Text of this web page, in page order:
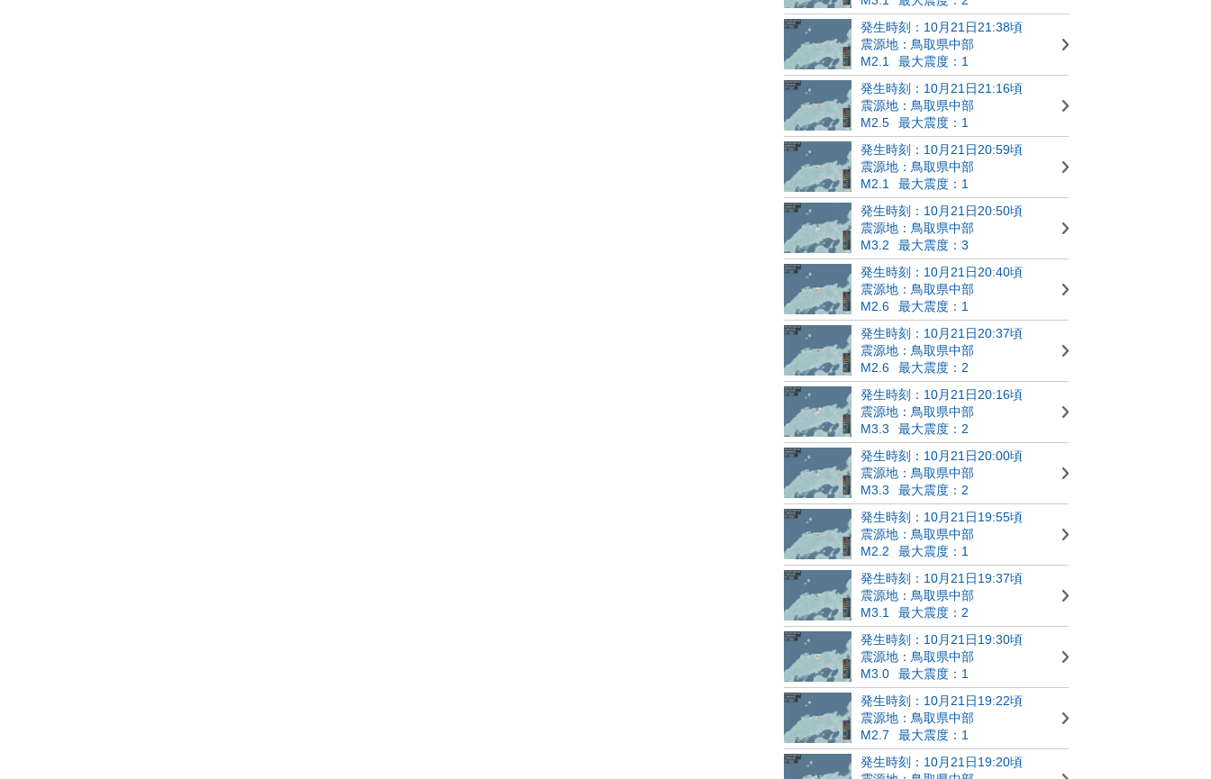
発生時刻：10月21日21:38頃
震源地：鳥取県中部
M2.1
最大震度：1
発生時刻：10月21日21:16頃
震源地：鳥取県中部
M2.5
最大震度：1
発生時刻：10月21日20:59頃
震源地：鳥取県中部
M2.1
最大震度：1
発生時刻：10月21日20:50頃
震源地：鳥取県中部
M3.2
最大震度：3
発生時刻：10月21日20:40頃
震源地：鳥取県中部
M2.6
最大震度：1
発生時刻：10月21日20:37頃
震源地：鳥取県中部
M2.6
最大震度：2
発生時刻：10月21日20:16頃
震源地：鳥取県中部
M3.3
最大震度：2
発生時刻：10月21日20:00頃
震源地：鳥取県中部
M3.3
最大震度：2
発生時刻：10月21日19:55頃
震源地：鳥取県中部
M2.2
最大震度：1
発生時刻：10月21日19:37頃
震源地：鳥取県中部
M3.1
最大震度：2
発生時刻：10月21日19:30頃
震源地：鳥取県中部
M3.0
最大震度：1
発生時刻：10月21日19:22頃
震源地：鳥取県中部
M2.7
最大震度：1
発生時刻：10月21日19:20頃